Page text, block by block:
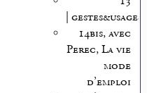
| gestes&usages
14bis, avec
Perec, La vie
mode
d’emploi